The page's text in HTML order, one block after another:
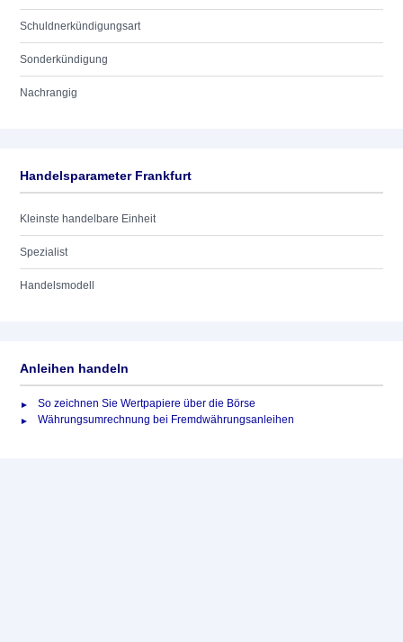
Schuldnerkündigungsart
Sonderkündigung
Nachrangig
Handelsparameter Frankfurt
Kleinste handelbare Einheit
Spezialist
Handelsmodell
Anleihen handeln
So zeichnen Sie Wertpapiere über die Börse
Währungsumrechnung bei Fremdwährungsanleihen